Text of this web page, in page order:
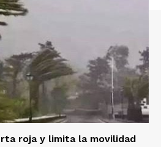
roja y limita la movilidad